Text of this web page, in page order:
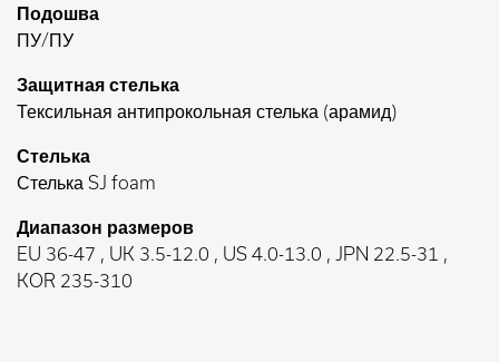
Подошва
ПУ/ПУ
Защитная стелька
Тексильная антипрокольная стелька (арамид)
Стелька
Стелька SJ foam
Диапазон размеров
EU 36-47 , UK 3.5-12.0 , US 4.0-13.0 , JPN 22.5-31 ,
KOR 235-310